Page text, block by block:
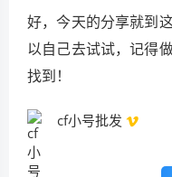
好，今天的分享就到
以自己去试试，记得
找到！
cf小号批发